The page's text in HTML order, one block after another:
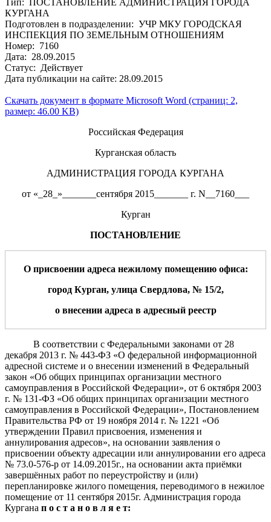
КУРГАНА
Подготовлен в подразделении: УЧР МКУ ГОРОДСКАЯ
ИНСПЕКЦИЯ ПО ЗЕМЕЛЬНЫМ ОТНОШЕНИЯМ
Номер: 7160
Дата: 28.09.2015
Статус: Действует
Дата публикации на сайте: 28.09.2015
Скачать документ в формате Microsoft Word (страниц: 2,
размер: 46.00 KB)
Российская Федерация
Курганская область
АДМИНИСТРАЦИЯ ГОРОДА КУРГАНА
от «_28_»_______сентября 2015_______ г. N__7160___
Курган
ПОСТАНОВЛЕНИЕ
О присвоении адреса нежилому помещению офиса:
город Курган, улица Свердлова, № 15/2,
о внесении адреса в адресный реестр
В соответствии с Федеральными законами от 28
декабря 2013 г. № 443-ФЗ «О федеральной информационной
адресной системе и о внесении изменений в Федеральный
закон «Об общих принципах организации местного
самоуправления в Российской Федерации», от 6 октября 2003
г. № 131-ФЗ «Об общих принципах организации местного
самоуправления в Российской Федерации», Постановлением
Правительства РФ от 19 ноября 2014 г. № 1221 «Об
утверждении Правил присвоения, изменения и
аннулирования адресов», на основании заявления о
присвоении объекту адресации или аннулировании его адреса
№ 73.0-576-р от 14.09.2015г., на основании акта приёмки
завершённых работ по переустройству и (или)
перепланировке жилого помещения, переводимого в нежилое
помещение от 11 сентября 2015г. Администрация города
Кургана п о с т а н о в л я е т: